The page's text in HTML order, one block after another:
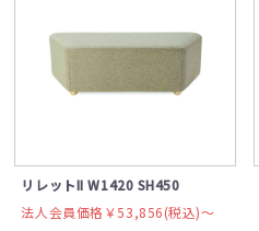
リレットII W1420 SH450
法人会員価格￥53,856(税込)〜